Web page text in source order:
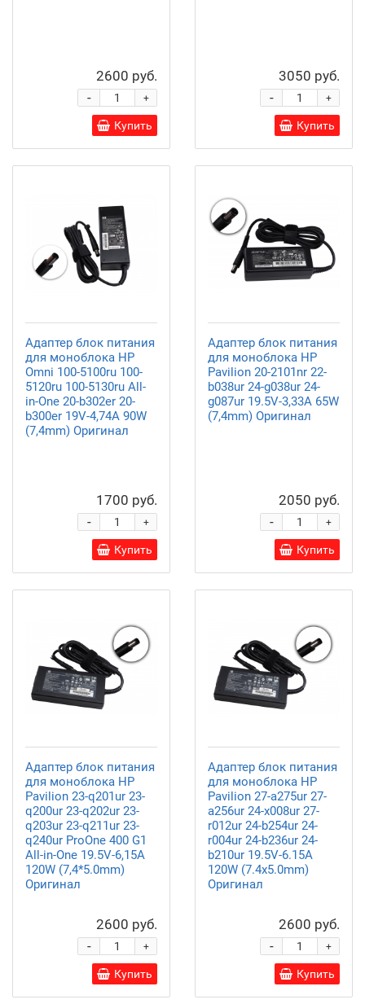
2600 руб.
+
-
Купить
3050 руб.
+
-
Купить
Адаптер блок питания
для моноблока HP
Omni 100-5100ru 100-
5120ru 100-5130ru All-
in-One 20-b302er 20-
b300er 19V-4,74A 90W
(7,4mm) Оригинал
1700 руб.
+
-
Купить
Адаптер блок питания
для моноблока HP
Pavilion 20-2101nr 22-
b038ur 24-g038ur 24-
g087ur 19.5V-3,33A 65W
(7,4mm) Оригинал
2050 руб.
+
-
Купить
Адаптер блок питания
для моноблока HP
Pavilion 23-q201ur 23-
q200ur 23-q202ur 23-
q203ur 23-q211ur 23-
q240ur ProOne 400 G1
All-in-One 19.5V-6,15A
120W (7,4*5.0mm)
Оригинал
2600 руб.
+
-
Купить
Адаптер блок питания
для моноблока HP
Pavilion 27-a275ur 27-
a256ur 24-x008ur 27-
r012ur 24-b254ur 24-
r004ur 24-b236ur 24-
b210ur 19.5V-6.15A
120W (7.4х5.0mm)
Оригинал
2600 руб.
+
-
Купить